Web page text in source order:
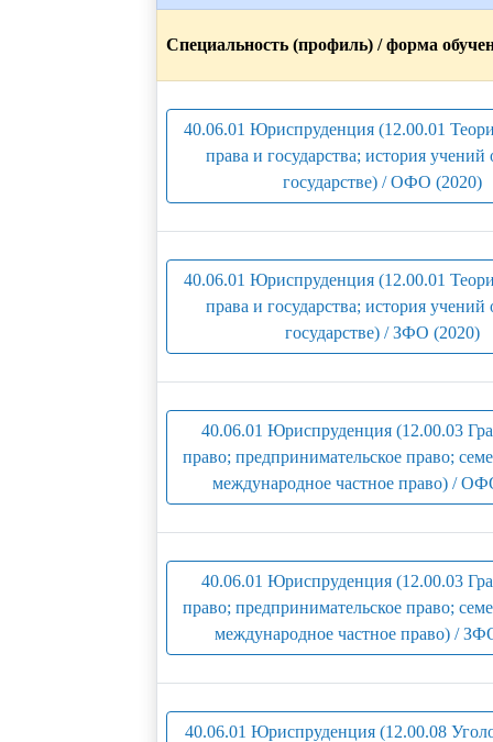
Специальность (профиль) / форма
40.06.01 Юриспруденция (12.00.01
права и государства; история учений
государстве) / ОФО (2020)
40.06.01 Юриспруденция (12.00.01
права и государства; история учений
государстве) / ЗФО (2020)
40.06.01 Юриспруденция (12.00.03
право; предпринимательское право;
международное частное право) /
40.06.01 Юриспруденция (12.00.03
право; предпринимательское право;
международное частное право) /
40.06.01 Юриспруденция (12.00.08